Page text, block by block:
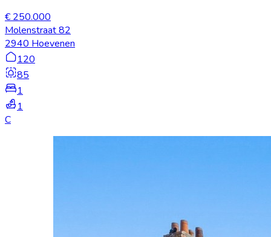
€ 250.000
Molenstraat 82
2940 Hoevenen
120
85
1
1
C